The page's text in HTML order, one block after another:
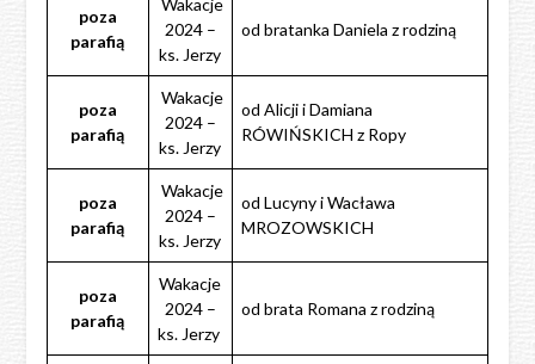
poza
parafią
2024 –
ks. Jerzy
od bratanka Daniela z rodziną
poza
parafią
Wakacje
2024 –
ks. Jerzy
od Alicji i Damiana
RÓWIŃSKICH z Ropy
poza
parafią
Wakacje
2024 –
ks. Jerzy
od Lucyny i Wacława
MROZOWSKICH
poza
parafią
Wakacje
2024 –
ks. Jerzy
od brata Romana z rodziną